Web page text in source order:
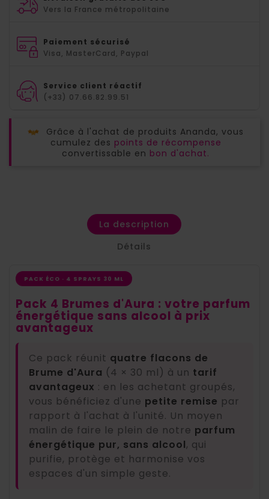
Vers la France métropolitaine
Paiement sécurisé
Visa, MasterCard, Paypal
Service client réactif
(+33) 07.66.82.99.51
Grâce à l'achat de produits Ananda, vous
cumulez des points de récompense
convertissable en bon d'achat.
La description
Détails
PACK ÉCO · 4 SPRAYS 30 ML
Pack 4 Brumes d'Aura : votre parfum
énergétique sans alcool à prix
avantageux
Ce pack réunit quatre flacons de
Brume d'Aura (4 × 30 ml) à un tarif
avantageux : en les achetant groupés,
vous bénéficiez d'une petite remise par
rapport à l'achat à l'unité. Un moyen
malin de faire le plein de notre parfum
énergétique pur, sans alcool, qui
purifie, protège et harmonise vos
espaces d'un simple geste.